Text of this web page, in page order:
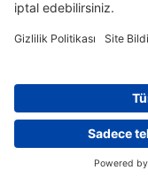
Şubelerimiz